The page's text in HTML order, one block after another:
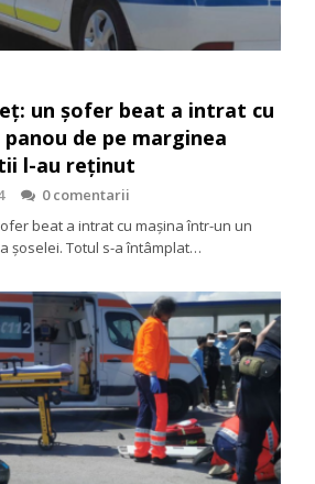
un șofer beat a intrat cu
de pe marginea
l-au reținut
0 comentarii
beat a intrat cu mașina într-un un
șoselei. Totul s-a întâmplat…